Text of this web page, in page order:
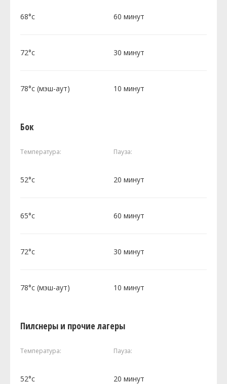
68°c 60 минут
72°c 30 минут
78°c (мэш-аут) 10 минут
Бок
Температура: Пауза:
52°c 20 минут
65°c 60 минут
72°c 30 минут
78°c (мэш-аут) 10 минут
Пилснеры и прочие лагеры
Температура: Пауза:
52°c 20 минут